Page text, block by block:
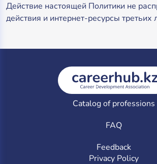
Действие настоящей Политики не
действия и интернет-ресурсы третьих
Catalog of professions
FAQ
Feedback
Privacy Policy